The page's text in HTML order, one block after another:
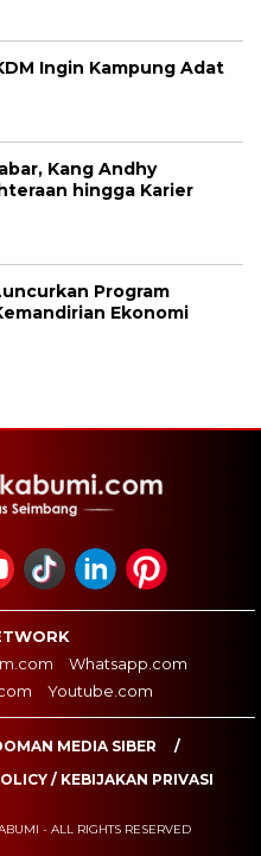
Ingin Kampung Adat
Kang Andhy
hingga Karier
Program
Ekonomi
Whatsapp.com
Youtube.com
MEDIA SIBER
/ KEBIJAKAN PRIVASI
- ALL RIGHTS RESERVED